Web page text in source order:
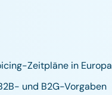
Zeitpläne in Europa
und B2G-Vorgaben